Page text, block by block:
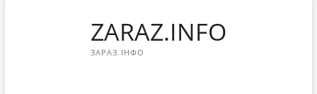
ZARAZ.INFO
ЗАРАЗ.ІНФО